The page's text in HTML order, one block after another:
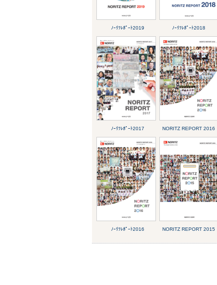
ﾉｰﾘﾂﾚﾎﾟｰﾄ2019 ﾉｰﾘﾂﾚﾎﾟｰﾄ2018
ﾉｰﾘﾂﾚﾎﾟｰﾄ2017 NORITZ REPORT 2016
ﾉｰﾘﾂﾚﾎﾟｰﾄ2016 NORITZ REPORT 2015